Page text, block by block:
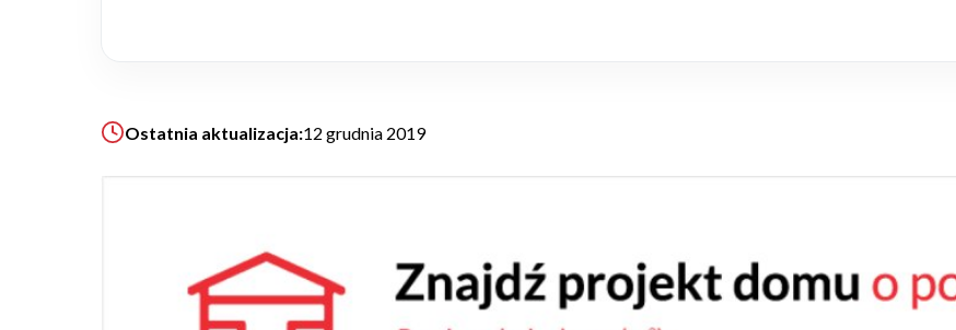
Ogrody
KALKULATOR BUDOWY
Ostatnia aktualizacja:12 grudnia 2019